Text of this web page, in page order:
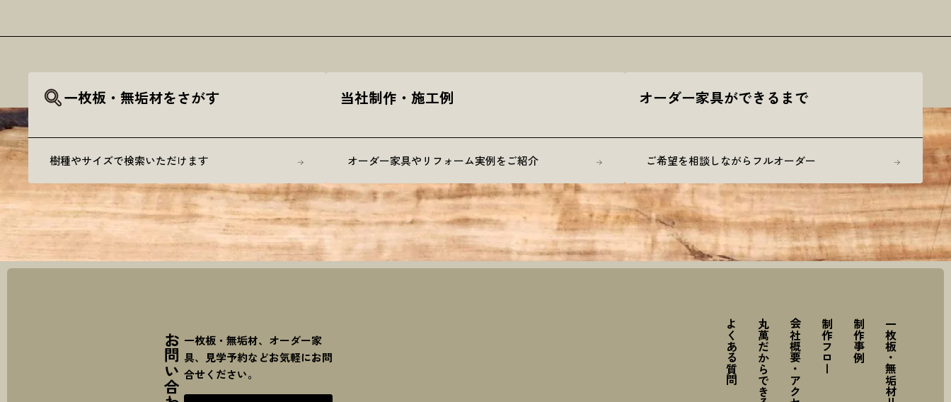
一枚板・無垢材をさがす
樹種やサイズで検索いただけます
当社制作・施工例
オーダー家具やリフォーム実例をご紹介
オーダー家具ができるまで
ご希望を相談しながらフルオーダー
一枚板・無垢材、オーダー家
具、見学予約などお気軽にお問
合せください。
一枚板・無垢材リスト
制作事例
制作フロー
会社概要・アクセス
丸萬だからできること
よくある質問